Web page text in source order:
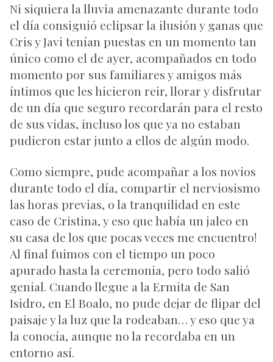
Ni siquiera la lluvia amenazante durante todo
el día consiguió eclipsar la ilusión y ganas que
Cris y Javi tenían puestas en un momento tan
único como el de ayer, acompañados en todo
momento por sus familiares y amigos más
íntimos que les hicieron reir, llorar y disfrutar
de un día que seguro recordarán para el resto
de sus vidas, incluso los que ya no estaban
pudieron estar junto a ellos de algún modo.
Como siempre, pude acompañar a los novios
durante todo el día, compartir el nerviosismo
las horas previas, o la tranquilidad en este
caso de Cristina, y eso que había un jaleo en
su casa de los que pocas veces me encuentro!
Al final fuimos con el tiempo un poco
apurado hasta la ceremonia, pero todo salió
genial. Cuando llegue a la Ermita de San
Isidro, en El Boalo, no pude dejar de flipar del
paisaje y la luz que la rodeaban… y eso que ya
la conocía, aunque no la recordaba en un
entorno así.